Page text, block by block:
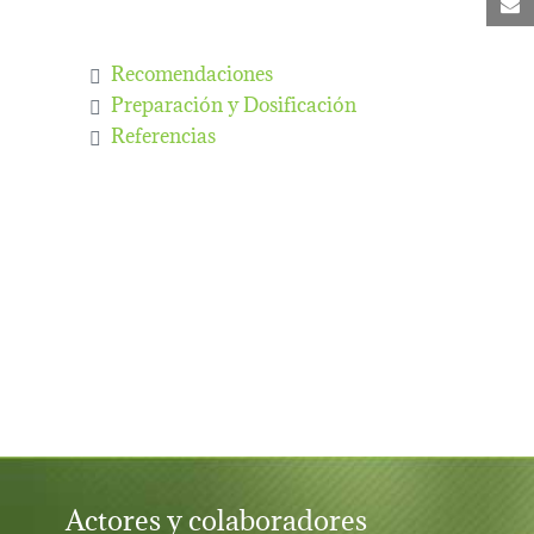
Recomendaciones
Preparación y Dosificación
Referencias
Actores y colaboradores